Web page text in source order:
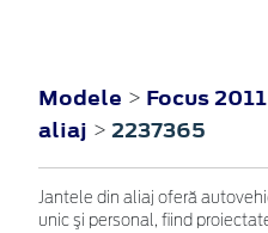
Modele > Focus 2011
aliaj > 2237365
Jantele din aliaj oferă
unic şi personal, fiind